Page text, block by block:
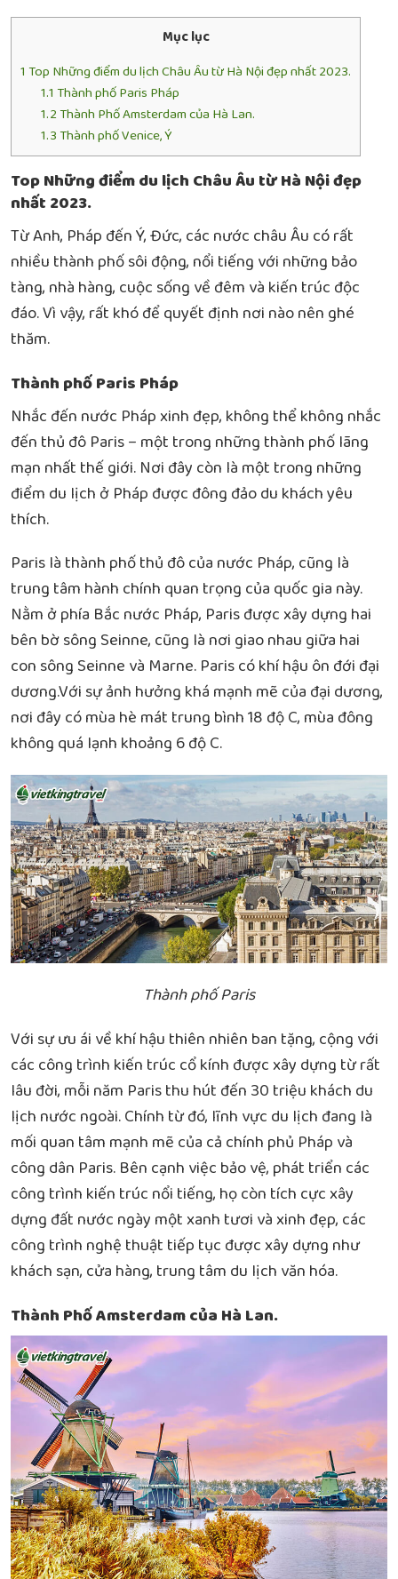
Mục lục
1 Top Những điểm du lịch Châu Âu từ Hà Nội đẹp nhất 2023.
1.1 Thành phố Paris Pháp
1.2Thành Phố Amsterdam của Hà Lan.
1.3Thành phố Venice, Ý
Top Những điểm du lịch Châu Âu từ Hà Nội đẹp
nhất 2023.
Từ Anh, Pháp đến Ý, Đức, các nước châu Âu có rất
nhiều thành phố sôi động, nổi tiếng với những bảo
tàng, nhà hàng, cuộc sống về đêm và kiến ​​trúc độc
đáo. Vì vậy, rất khó để quyết định nơi nào nên ghé
thăm.
Thành phố Paris Pháp
Nhắc đến nước Pháp xinh đẹp, không thể không nhắc
đến thủ đô Paris – một trong những thành phố lãng
mạn nhất thế giới. Nơi đây còn là một trong những
điểm du lịch ở Pháp được đông đảo du khách yêu
thích.
Paris là thành phố thủ đô của nước Pháp, cũng là
trung tâm hành chính quan trọng của quốc gia này.
Nằm ở phía Bắc nước Pháp, Paris được xây dựng hai
bên bờ sông Seinne, cũng là nơi giao nhau giữa hai
con sông Seinne và Marne. Paris có khí hậu ôn đới đại
dương.Với sự ảnh hưởng khá mạnh mẽ của đại dương,
nơi đây có mùa hè mát trung bình 18 độ C, mùa đông
không quá lạnh khoảng 6 độ C.
Thành phố Paris
Với sự ưu ái về khí hậu thiên nhiên ban tặng, cộng với
các công trình kiến trúc cổ kính được xây dựng từ rất
lâu đời, mỗi năm Paris thu hút đến 30 triệu khách du
lịch nước ngoài. Chính từ đó, lĩnh vực du lịch đang là
mối quan tâm mạnh mẽ của cả chính phủ Pháp và
công dân Paris. Bên cạnh việc bảo vệ, phát triển các
công trình kiến trúc nổi tiếng, họ còn tích cực xây
dựng đất nước ngày một xanh tươi và xinh đẹp, các
công trình nghệ thuật tiếp tục được xây dựng như
khách sạn, cửa hàng, trung tâm du lịch văn hóa.
Thành Phố Amsterdam của Hà Lan.